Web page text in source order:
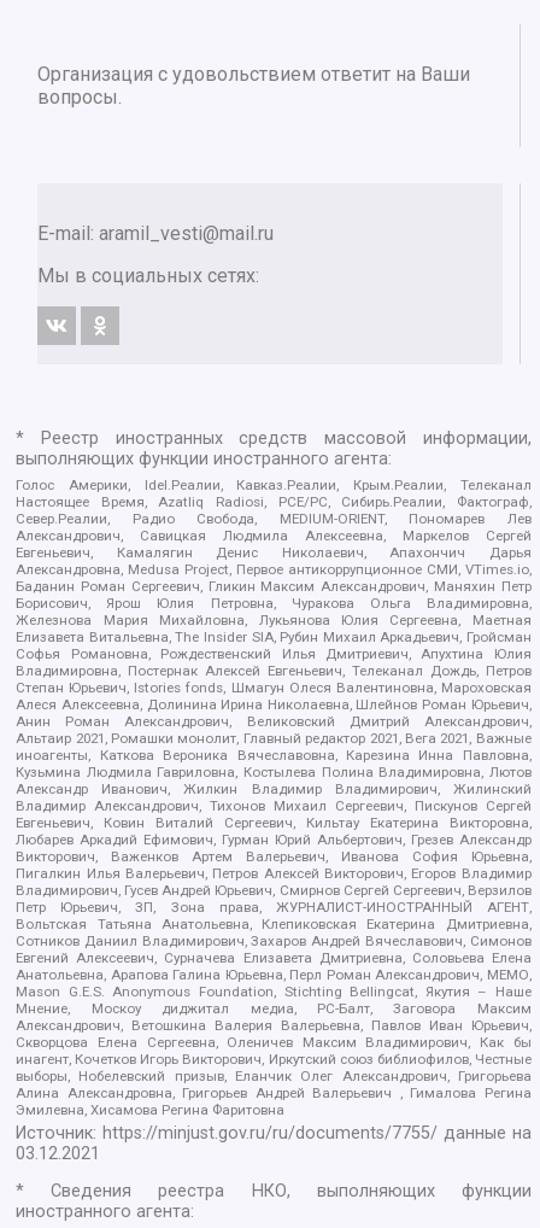
Организация с удовольствием ответит на Ваши
вопросы.
E-mail: aramil_vesti@mail.ru
Мы в социальных сетях:
* Реестр иностранных средств массовой информации,
выполняющих функции иностранного агента:
Голос Америки, Idel.Реалии, Кавказ.Реалии, Крым.Реалии, Телеканал
Настоящее Время, Azatliq Radiosi, PCE/PC, Сибирь.Реалии, Фактограф,
Север.Реалии, Радио Свобода, MEDIUM-ORIENT, Пономарев Лев
Александрович, Савицкая Людмила Алексеевна, Маркелов Сергей
Евгеньевич, Камалягин Денис Николаевич, Апахончич Дарья
Александровна, Medusa Project, Первое антикоррупционное СМИ, VTimes.io,
Баданин Роман Сергеевич, Гликин Максим Александрович, Маняхин Петр
Борисович, Ярош Юлия Петровна, Чуракова Ольга Владимировна,
Железнова Мария Михайловна, Лукьянова Юлия Сергеевна, Маетная
Елизавета Витальевна, The Insider SIA, Рубин Михаил Аркадьевич, Гройсман
Софья Романовна, Рождественский Илья Дмитриевич, Апухтина Юлия
Владимировна, Постернак Алексей Евгеньевич, Телеканал Дождь, Петров
Степан Юрьевич, Istories fonds, Шмагун Олеся Валентиновна, Мароховская
Алеся Алексеевна, Долинина Ирина Николаевна, Шлейнов Роман Юрьевич,
Анин Роман Александрович, Великовский Дмитрий Александрович,
Альтаир 2021, Ромашки монолит, Главный редактор 2021, Вега 2021, Важные
иноагенты, Каткова Вероника Вячеславовна, Карезина Инна Павловна,
Кузьмина Людмила Гавриловна, Костылева Полина Владимировна, Лютов
Александр Иванович, Жилкин Владимир Владимирович, Жилинский
Владимир Александрович, Тихонов Михаил Сергеевич, Пискунов Сергей
Евгеньевич, Ковин Виталий Сергеевич, Кильтау Екатерина Викторовна,
Любарев Аркадий Ефимович, Гурман Юрий Альбертович, Грезев Александр
Викторович, Важенков Артем Валерьевич, Иванова София Юрьевна,
Пигалкин Илья Валерьевич, Петров Алексей Викторович, Егоров Владимир
Владимирович, Гусев Андрей Юрьевич, Смирнов Сергей Сергеевич, Верзилов
Петр Юрьевич, ЗП, Зона права, ЖУРНАЛИСТ-ИНОСТРАННЫЙ АГЕНТ,
Вольтская Татьяна Анатольевна, Клепиковская Екатерина Дмитриевна,
Сотников Даниил Владимирович, Захаров Андрей Вячеславович, Симонов
Евгений Алексеевич, Сурначева Елизавета Дмитриевна, Соловьева Елена
Анатольевна, Арапова Галина Юрьевна, Перл Роман Александрович, МЕМО,
Mason G.E.S. Anonymous Foundation, Stichting Bellingcat, Якутия – Наше
Мнение, Москоу диджитал медиа, РС-Балт, Заговора Максим
Александрович, Ветошкина Валерия Валерьевна, Павлов Иван Юрьевич,
Скворцова Елена Сергеевна, Оленичев Максим Владимирович, Как бы
инагент, Кочетков Игорь Викторович, Иркутский союз библиофилов, Честные
выборы, Нобелевский призыв, Еланчик Олег Александрович, Григорьева
Алина Александровна, Григорьев Андрей Валерьевич , Гималова Регина
Эмилевна, Хисамова Регина Фаритовна
Источник: https://minjust.gov.ru/ru/documents/7755/ данные на
03.12.2021
* Сведения реестра НКО, выполняющих функции
иностранного агента: